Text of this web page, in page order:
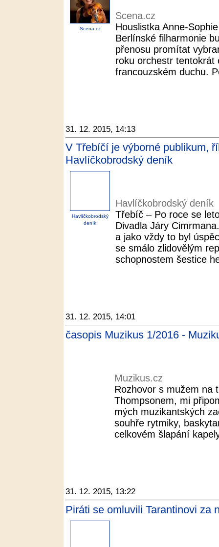
Scena.cz
Scena.cz
Houslistka Anne-
Berlínské filharmonie
přenosu promítat
roku orchestr tentokrát
francouzském duchu.
31. 12. 2015, 14:13
V Třebíčí je výborné publikum,
Havlíčkobrodský deník
Havlíčkobrodský
deník
Havlíčkobrodský deník
Třebíč – Po roce se
Divadla Járy
a jako vždy to byl
se smálo zlidovělým
schopnostem šestice
31. 12. 2015, 14:01
časopis Muzikus 1/2016 -
Muzikus.cz
Rozhovor s mužem na
Thompsonem, mi
mých muzikantských
souhře rytmiky,
celkovém šlapání
31. 12. 2015, 13:22
Piráti se omluvili Tarantinovi za